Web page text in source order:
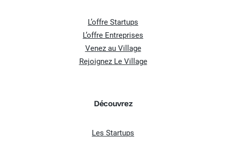
L’offre Startups
L’offre Entreprises
Venez au Village
Rejoignez Le Village
Découvrez
Les Startups